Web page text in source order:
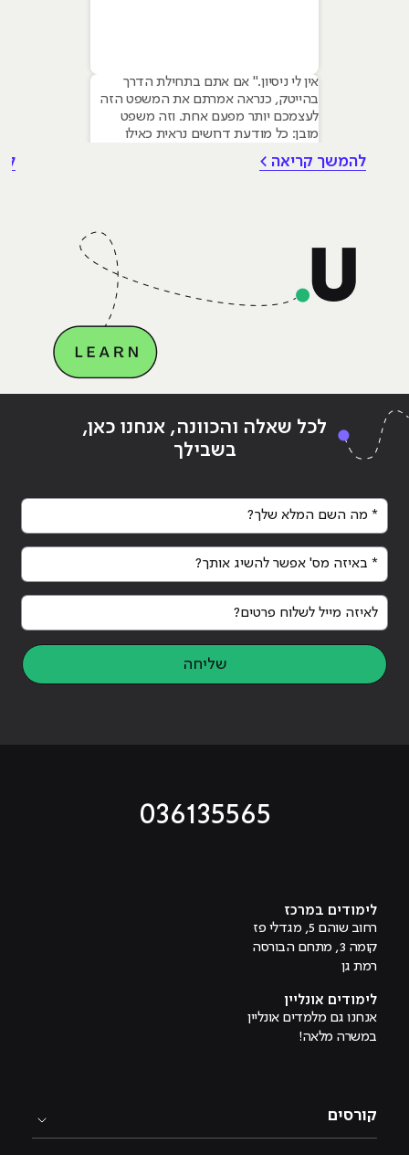
אין לי ניסיון." אם אתם בתחילת הדרך
בהייטק, כנראה אמרתם את המשפט הזה
לעצמכם יותר מפעם אחת. וזה משפט
מובן: כל מודעת דרושים נראית כאילו
כבר נגע במוצר אמיתי, כבר צבר ביטחון.
Continue reading
מלאכותית לאבטחת מידע"
להמשך קריאה >
לכל שאלה והכוונה, אנחנו כאן,
בשבילך
* מה השם המלא שלך?
* באיזה מס' אפשר להשיג אותך?
לאיזה מייל לשלוח פרטים?
שליחה
036135565
לימודים במרכז
רחוב שוהם 5, מגדלי פז
קומה 3, מתחם הבורסה
רמת גן
לימודים אונליין
אנחנו גם מלמדים אונליין
במשרה מלאה!
קורסים